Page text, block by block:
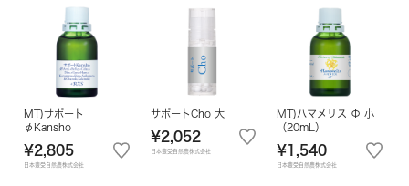
MT)サポート
φKansho
¥2,805
日本豊受自然農株式会社
サポートCho 大
¥2,052
日本豊受自然農株式会社
MT)ハマメリス Φ 小
（20mL）
¥1,540
日本豊受自然農株式会社